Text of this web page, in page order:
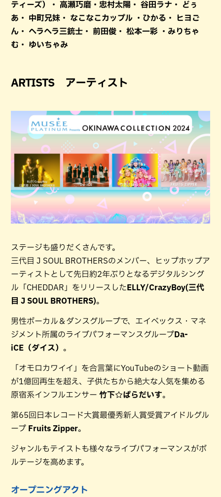
ティーズ）・ 高瀬巧磨・忠村太陽・ 谷田ラナ・ どぅ
あ・ 中町兄妹・ なこなこカップル ・ひかる・ ヒヨご
ん・ ヘラヘラ三銃士・ 前田俊・ 松本一彩 ・みりちゃ
む・ ゆいちゃみ
ARTISTS アーティスト
ステージも盛りだくさんです。
三代目 J SOUL BROTHERSのメンバー、ヒップホップア
ーティストとして先日約2年ぶりとなるデジタルシング
ル「CHEDDAR」をリリースした ELLY/CrazyBoy(三代
目 J SOUL BROTHERS)。
男性ボーカル＆ダンスグループで、エイベックス・マネ
ジメント所属のライブパフォーマンスグループDa-
iCE（ダイス） 。
「オモロカワイイ」を合言葉にYouTubeのショート動画
が1億回再生を超え、子供たちから絶大な人気を集める
原宿系インフルエンサー 竹下☆ぱらだいす。
第65回日本レコード大賞最優秀新人賞受賞アイドルグル
ープ Fruits Zipper。
ジャンルもテイストも様々なライブパフォーマンスがボ
ルテージを高めます。
オープニングアクト